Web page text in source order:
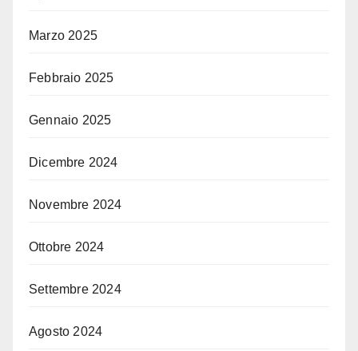
Marzo 2025
Febbraio 2025
Gennaio 2025
Dicembre 2024
Novembre 2024
Ottobre 2024
Settembre 2024
Agosto 2024